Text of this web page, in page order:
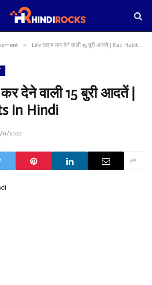
» Life खराब कर देने वाली 15 बुरी आदतें | Bad Habits In Hindi
देने वाली 15 बुरी आदतें |
In Hindi
11/2022